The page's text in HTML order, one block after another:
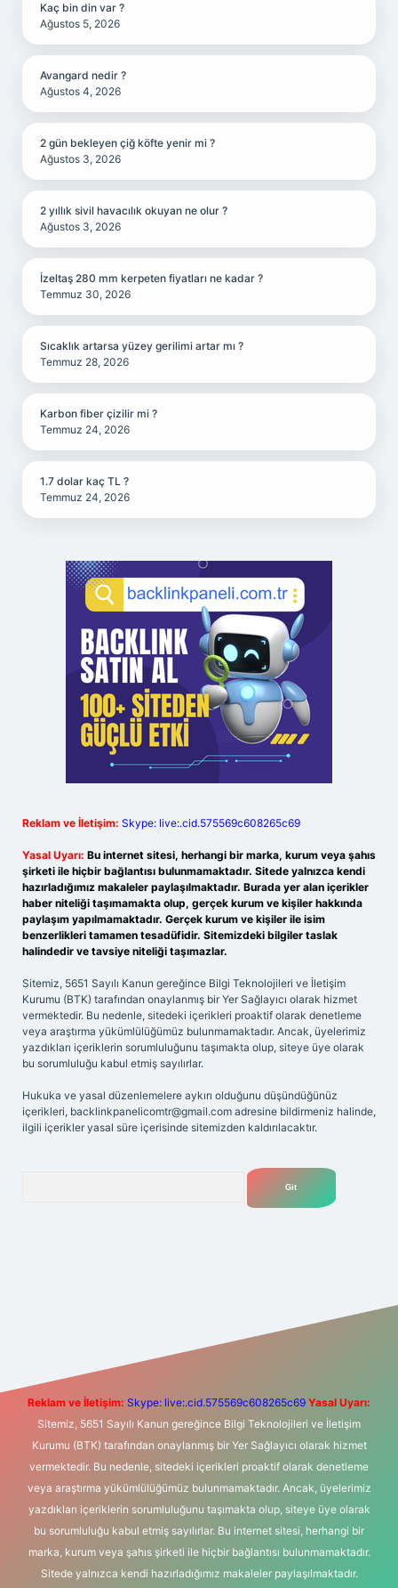
Kaç bin din var ?
Ağustos 5, 2026
Avangard nedir ?
Ağustos 4, 2026
2 gün bekleyen çiğ köfte yenir mi ?
Ağustos 3, 2026
2 yıllık sivil havacılık okuyan ne olur ?
Ağustos 3, 2026
İzeltaş 280 mm kerpeten fiyatları ne kadar ?
Temmuz 30, 2026
Sıcaklık artarsa yüzey gerilimi artar mı ?
Temmuz 28, 2026
Karbon fiber çizilir mi ?
Temmuz 24, 2026
1.7 dolar kaç TL ?
Temmuz 24, 2026
Reklam ve İletişim: Skype: live:.cid.575569c608265c69
Yasal Uyarı: Bu internet sitesi, herhangi bir marka, kurum veya şahıs
şirketi ile hiçbir bağlantısı bulunmamaktadır. Sitede yalnızca kendi
hazırladığımız makaleler paylaşılmaktadır. Burada yer alan içerikler
haber niteliği taşımamakta olup, gerçek kurum ve kişiler hakkında
paylaşım yapılmamaktadır. Gerçek kurum ve kişiler ile isim
benzerlikleri tamamen tesadüfidir. Sitemizdeki bilgiler taslak
halindedir ve tavsiye niteliği taşımazlar.
Sitemiz, 5651 Sayılı Kanun gereğince Bilgi Teknolojileri ve İletişim
Kurumu (BTK) tarafından onaylanmış bir Yer Sağlayıcı olarak hizmet
vermektedir. Bu nedenle, sitedeki içerikleri proaktif olarak denetleme
veya araştırma yükümlülüğümüz bulunmamaktadır. Ancak, üyelerimiz
yazdıkları içeriklerin sorumluluğunu taşımakta olup, siteye üye olarak
bu sorumluluğu kabul etmiş sayılırlar.
Hukuka ve yasal düzenlemelere aykırı olduğunu düşündüğünüz
içerikleri, backlinkpanelicomtr@gmail.com adresine bildirmeniz halinde,
ilgili içerikler yasal süre içerisinde sitemizden kaldırılacaktır.
m elexbet
Reklam ve İletişim: Skype: live:.cid.575569c608265c69 Yasal Uyarı:
Sitemiz, 5651 Sayılı Kanun gereğince Bilgi Teknolojileri ve İletişim
Kurumu (BTK) tarafından onaylanmış bir Yer Sağlayıcı olarak hizmet
vermektedir. Bu nedenle, sitedeki içerikleri proaktif olarak denetleme
veya araştırma yükümlülüğümüz bulunmamaktadır. Ancak, üyelerimiz
yazdıkları içeriklerin sorumluluğunu taşımakta olup, siteye üye olarak
bu sorumluluğu kabul etmiş sayılırlar. Bu internet sitesi, herhangi bir
marka, kurum veya şahıs şirketi ile hiçbir bağlantısı bulunmamaktadır.
Sitede yalnızca kendi hazırladığımız makaleler paylaşılmaktadır.